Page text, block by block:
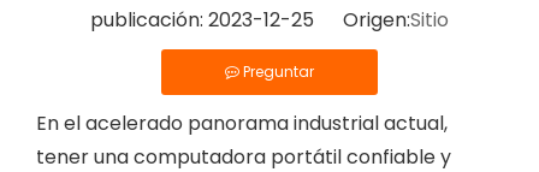
publicación: 2023-12-25 Origen:Sitio
Preguntar
En el acelerado panorama industrial actual,
tener una computadora portátil confiable y